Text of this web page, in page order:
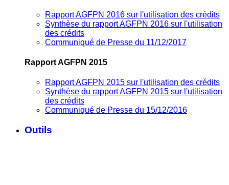
Rapport AGFPN 2016 sur l'utilisation des crédits
Synthèse du rapport AGFPN 2016 sur l'utilisation
des crédits
Communiqué de Presse du 11/12/2017
Rapport AGFPN 2015
Rapport AGFPN 2015 sur l'utilisation des crédits
Synthèse du rapport AGFPN 2015 sur l'utilisation
des crédits
Communiqué de Presse du 15/12/2016
Outils